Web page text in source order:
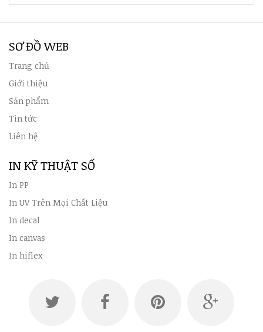
SƠ ĐỒ WEB
Trang chủ
Giới thiệu
Sản phẩm
Tin tức
Liên hệ
IN KỸ THUẬT SỐ
In PP
In UV Trên Mọi Chất Liệu
In decal
In canvas
In hiflex